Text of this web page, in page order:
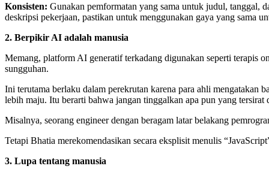
Konsisten: Gunakan pemformatan yang sama untuk judul, tanggal,
deskripsi pekerjaan, pastikan untuk menggunakan gaya yang sama
2. Berpikir AI adalah manusia
Memang, platform AI generatif terkadang digunakan seperti terapis
sungguhan.
Ini terutama berlaku dalam perekrutan karena para ahli mengatakan
lebih maju. Itu berarti bahwa jangan tinggalkan apa pun yang tersirat
Misalnya, seorang engineer dengan beragam latar belakang
Tetapi Bhatia merekomendasikan secara eksplisit menulis
3. Lupa tentang manusia